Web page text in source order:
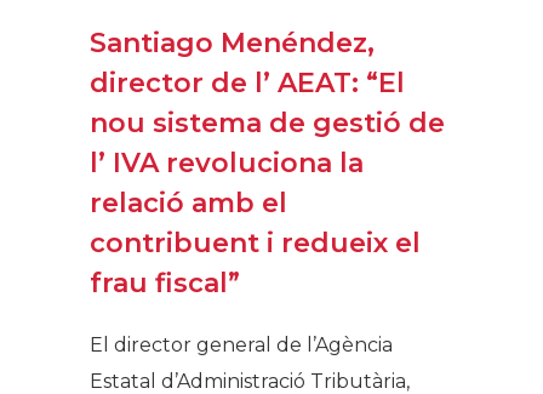
Santiago Menéndez,
director de l’ AEAT: “El
nou sistema de gestió de
l’ IVA revoluciona la
relació amb el
contribuent i redueix el
frau fiscal”
El director general de l’Agència
Estatal d’Administració Tributària,